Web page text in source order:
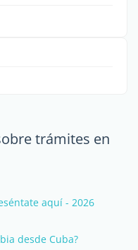
trámites en
aquí - 2026
desde Cuba?